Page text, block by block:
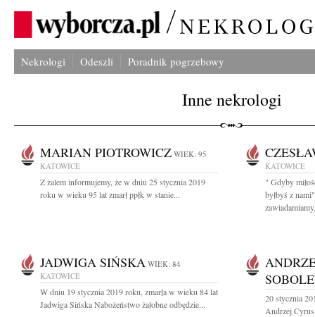
Nekrologi Odeszli Poradnik pogrzebowy
Inne nekrologi
MARIAN PIOTROWICZ WIEK: 95
KATOWICE
Z żalem informujemy, że w dniu 25 stycznia 2019
roku w wieku 95 lat zmarł ppłk w stanie...
KATOWICE
" Gdyby
byłbyś z
JADWIGA SIŃSKA WIEK: 84
KATOWICE
W dniu 19 stycznia 2019 roku, zmarła w wieku 84 lat
Jadwiga Sińska Nabożeństwo żałobne odbędzie...
20 stycznia
Andrzej